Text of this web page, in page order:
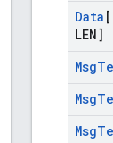
Data
LEN]
Msg
Msg
Msg